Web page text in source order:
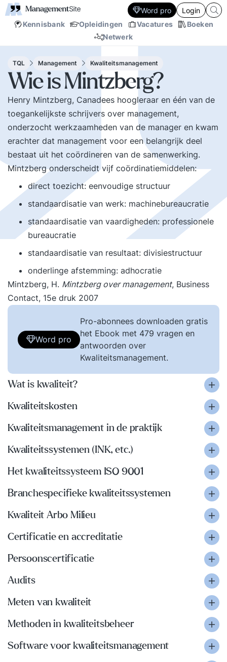
Kennisbank Opleidingen Vacatures
Boeken
Netwerk
Word pro Login
TQL Management Kwaliteitsmanagement
Wie is Mintzberg?
Henry Mintzberg, Canadees hoogleraar en één van de
toegankelijkste schrijvers over management,
onderzocht werkzaamheden van de manager en kwam
erachter dat management voor een belangrijk deel
bestaat uit het coördineren van de samenwerking.
Mintzberg onderscheidt vijf coördinatiemiddelen:
direct toezicht: eenvoudige structuur
standaardisatie van werk: machinebureaucratie
standaardisatie van vaardigheden: professionele
bureaucratie
standaardisatie van resultaat: divisiestructuur
onderlinge afstemming: adhocratie
Mintzberg, H. Mintzberg over management, Business
Contact, 15e druk 2007
Word pro
Pro-abonnees downloaden gratis
het Ebook met 479 vragen en
antwoorden over
Kwaliteitsmanagement.
Wat is kwaliteit?
Kwaliteitskosten
Kwaliteitsmanagement in de praktijk
Kwaliteitssystemen (INK, etc.)
Het kwaliteitssysteem ISO 9001
Branchespecifieke kwaliteitssystemen
Kwaliteit Arbo Milieu
Certificatie en accreditatie
Persoonscertificatie
Audits
Meten van kwaliteit
Methoden in kwaliteitsbeheer
Software voor kwaliteitsmanagement